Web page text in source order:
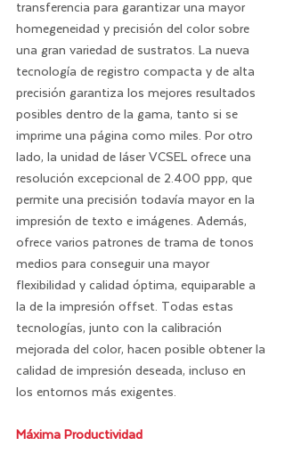
transferencia para garantizar una mayor
homegeneidad y precisión del color sobre
una gran variedad de sustratos. La nueva
tecnología de registro compacta y de alta
precisión garantiza los mejores resultados
posibles dentro de la gama, tanto si se
imprime una página como miles. Por otro
lado, la unidad de láser VCSEL ofrece una
resolución excepcional de 2.400 ppp, que
permite una precisión todavía mayor en la
impresión de texto e imágenes. Además,
ofrece varios patrones de trama de tonos
medios para conseguir una mayor
flexibilidad y calidad óptima, equiparable a
la de la impresión offset. Todas estas
tecnologías, junto con la calibración
mejorada del color, hacen posible obtener la
calidad de impresión deseada, incluso en
los entornos más exigentes.
Máxima Productividad